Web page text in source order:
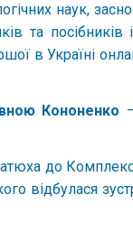
наук,
та посібників
в Україні
Кононенко
Матюха до
відбулася